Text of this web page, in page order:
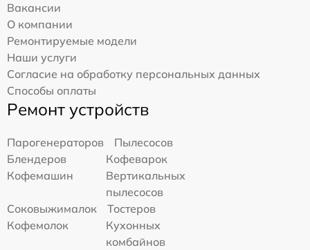
Вакансии
О компании
Ремонтируемые модели
Наши услуги
Согласие на обработку персональных данных
Способы оплаты
Ремонт устройств
Парогенераторов
Пылесосов
Блендеров
Кофеварок
Кофемашин
Вертикальных
пылесосов
Соковыжималок
Тостеров
Кофемолок
Кухонных
комбайнов